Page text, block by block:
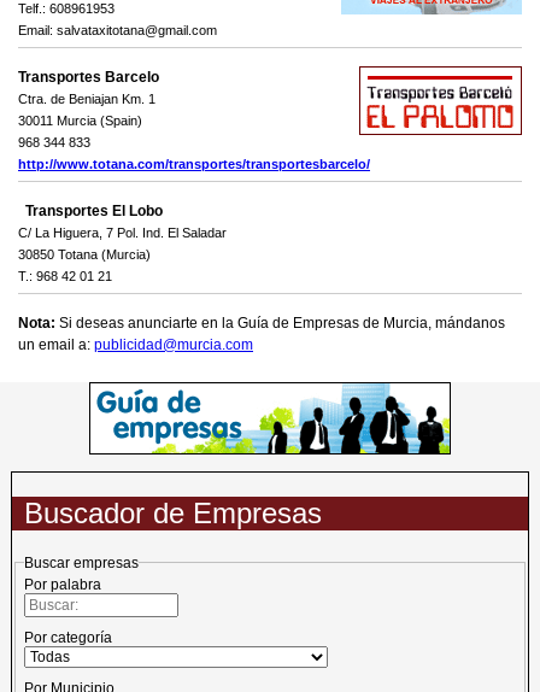
Telf.: 608961953
Email: salvataxitotana@gmail.com
Transportes Barcelo
Ctra. de Beniajan Km. 1
30011 Murcia (Spain)
968 344 833
http://www.totana.com/transportes/transportesbarcelo/
Transportes El Lobo
C/ La Higuera, 7 Pol. Ind. El Saladar
30850 Totana (Murcia)
T.: 968 42 01 21
Nota: Si deseas anunciarte en la Guía de Empresas de Murcia, mándanos
un email a: publicidad@murcia.com
Buscador de Empresas
Buscar empresas
Por palabra
Por categoría
Por Municipio